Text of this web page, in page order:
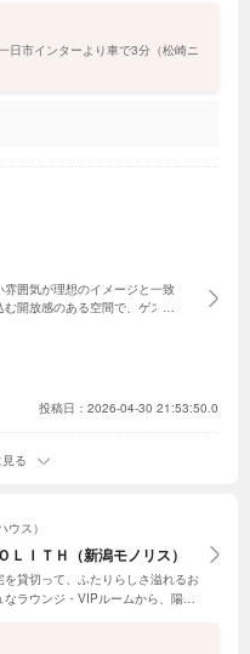
日市インターより車で3分（松崎ニ
雰囲気が理想のイメージと一致
開放感のある空間で、ゲスト
また、スタッフの方々の丁寧
具体的に持てたことも決め手
る点や、動線の分かりやすさ
、納得しながら進められる点
思います。・持ち込みや演出の
います。
投稿日：2026-04-30 21:53:50.0
る
ス）
ＬＩＴＨ（新潟モノリス）
貸切って、ふたりらしさ溢れるお
なラウンジ・VIPルームから、陽光